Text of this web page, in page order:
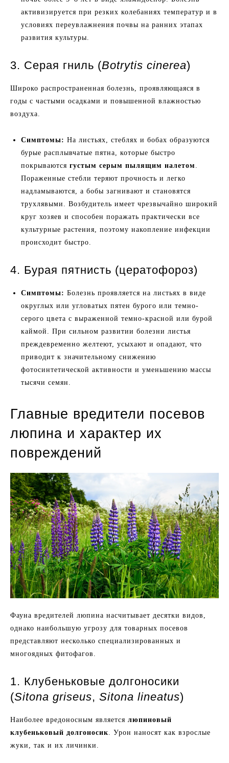
активизируется при резких колебаниях температур и в
условиях переувлажнения почвы на ранних этапах
развития культуры.
3. Серая гниль (Botrytis cinerea)
Широко распространенная болезнь, проявляющаяся в
годы с частыми осадками и повышенной влажностью
воздуха.
Симптомы: На листьях, стеблях и бобах образуются
бурые расплывчатые пятна, которые быстро
покрываются густым серым пылящим налетом .
Пораженные стебли теряют прочность и легко
надламываются, а бобы загнивают и становятся
трухлявыми. Возбудитель имеет чрезвычайно широкий
круг хозяев и способен поражать практически все
культурные растения, поэтому накопление инфекции
происходит быстро.
4. Бурая пятнисть (цератофороз)
Симптомы: Болезнь проявляется на листьях в виде
округлых или угловатых пятен бурого или темно-
серого цвета с выраженной темно-красной или бурой
каймой. При сильном развитии болезни листья
преждевременно желтеют, усыхают и опадают, что
приводит к значительному снижению
фотосинтетической активности и уменьшению массы
тысячи семян.
Главные вредители посевов
люпина и характер их
повреждений
Фауна вредителей люпина насчитывает десятки видов,
однако наибольшую угрозу для товарных посевов
представляют несколько специализированных и
многоядных фитофагов.
1. Клубеньковые долгоносики
(Sitona griseus, Sitona lineatus)
Наиболее вредоносным является люпиновый
клубеньковый долгоносик. Урон наносят как взрослые
жуки, так и их личинки.